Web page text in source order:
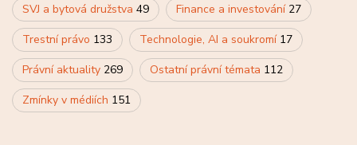
SVJ a bytová družstva 49 Finance a investování 27
Trestní právo 133 Technologie, AI a soukromí 17
Právní aktuality 269 Ostatní právní témata 112
Zmínky v médiích 151